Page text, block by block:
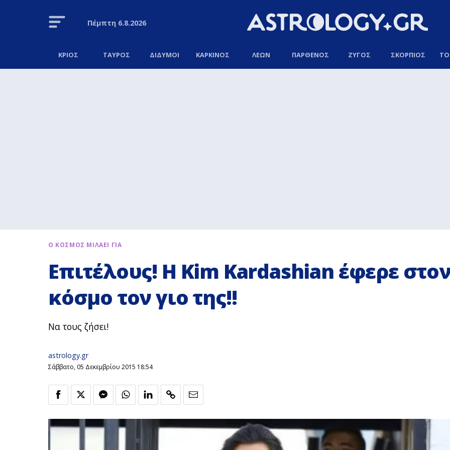
Πέμπτη6.8.2026
ΚΡΙΟΣ ΤΑΥΡΟΣ ΔΙΔΥΜΟΙ ΚΑΡΚΙΝΟΣ ΛΕΩΝ ΠΑΡΘΕΝΟΣ ΖΥΓΟΣ ΣΚΟΡΠΙΟΣ
Ο ΚΟΣΜΟΣ ΜΙΛΑΕΙ ΓΙΑ
Επιτέλους! H Kim Kardashian έφερε
κόσμο τον γιο της!!
Να τους ζήσει!
astrology.gr
Σάββατο, 05 Δεκεμβρίου 2015 18:54